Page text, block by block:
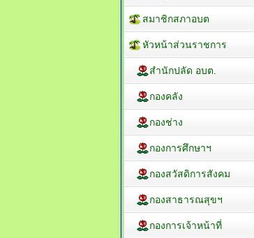
สมาชิกสภาอบต
หัวหน้าส่วนราชการ
สำนักปลัด อบต.
กองคลัง
กองช่าง
กองการศึกษาฯ
กองสวัสดิการสังคม
กองสาธารณสุขฯ
กองการเจ้าหน้าที่